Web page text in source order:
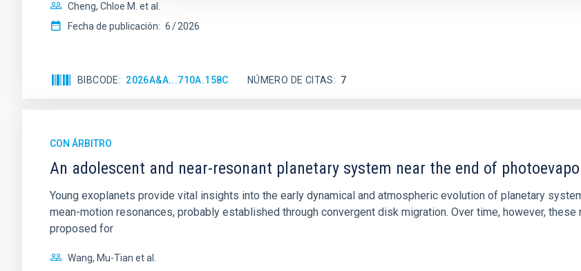
Cheng, Chloe M. et al.
Fecha de publicación: 6 2026
BIBCODE 2026A&A...710A.158C NÚMERO DE CITAS 7
CON ÁRBITRO
An adolescent and near-resonant planetary system near the end of
Young exoplanets provide vital insights into the early dynamical and atmospheric evolution of planetary
mean-motion resonances, probably established through convergent disk migration. Over time, however,
proposed for
Wang, Mu-Tian et al.